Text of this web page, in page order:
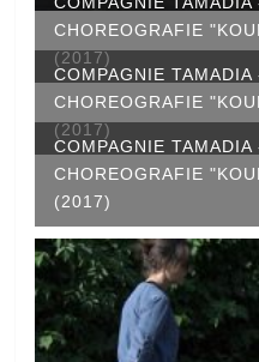
CHOREOGRAFIE
(2017)
COMPAGNIE TAMADIA
CHOREOGRAFIE
(2017)
COMPAGNIE TAMADIA
CHOREOGRAFIE
(2017)